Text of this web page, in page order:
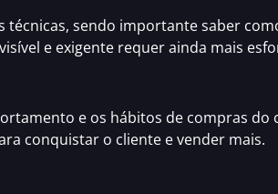
técnicas, sendo importante saber
e exigente requer ainda mais
e os hábitos de compras do
conquistar o cliente e vender mais.